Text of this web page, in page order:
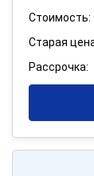
Стоимость:
Старая
Рассрочка: